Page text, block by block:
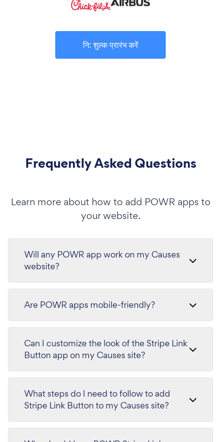
नि: शुल्क प्रारंभ करें
Frequently Asked Questions
Learn more about how to add POWR apps to
your website.
Will any POWR app work on my Causes
website?
Are POWR apps mobile-friendly?
Can I customize the look of the Stripe Link
Button app on my Causes site?
What steps do I need to follow to add
Stripe Link Button to my Causes site?